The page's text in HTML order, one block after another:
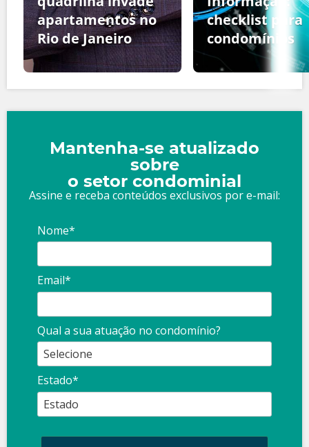
apartamentos no
Rio de Janeiro
checklist para
condomínios
Mantenha-se atualizado
sobre
o setor condominial
Assine e receba conteúdos exclusivos por e-mail:
Nome*
Email*
Qual a sua atuação no condomínio?
Estado*